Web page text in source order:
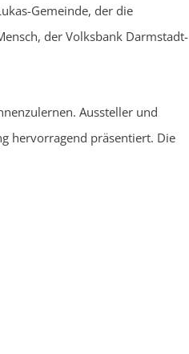
Gemeinde, der die
der Volksbank Darmstadt-
Aussteller und
hervorragend präsentiert. Die